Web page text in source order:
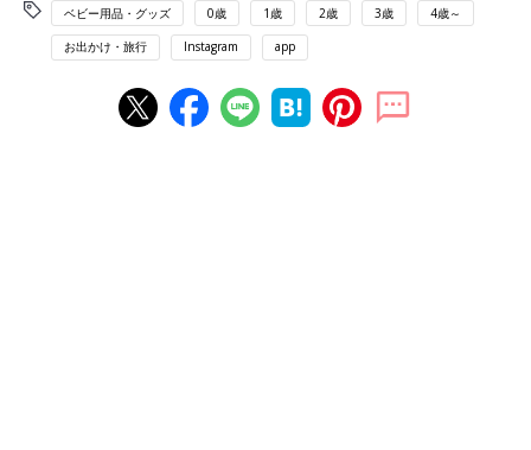
ベビー用品・グッズ 0歳 1歳 2歳 3歳 4歳～
お出かけ・旅行 Instagram app